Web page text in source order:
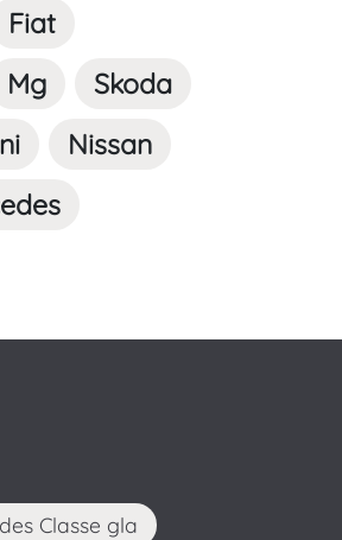
Fiat
Mg
Skoda
Nissan
Classe gla